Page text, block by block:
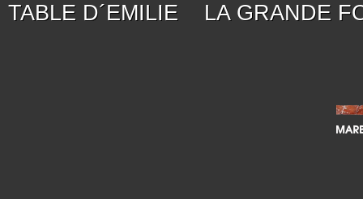
TABLE D´EMILIE
LA GRANDE